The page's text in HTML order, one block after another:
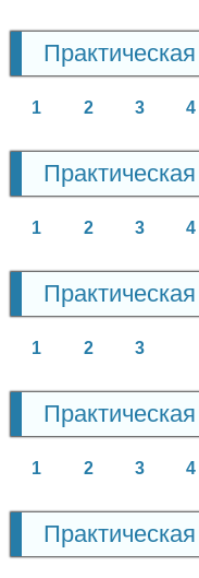
1 2 3 4
1 2 3 4
1 2 3
1 2 3 4